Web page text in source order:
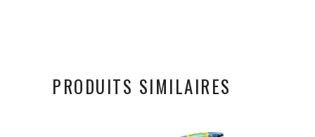
PRODUITS SIMILAIRES